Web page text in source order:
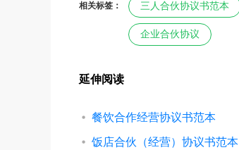
相关标签： 三人合伙协议书范本
企业合伙协议
延伸阅读
餐饮合作经营协议书范本
饭店合伙（经营）协议书范本